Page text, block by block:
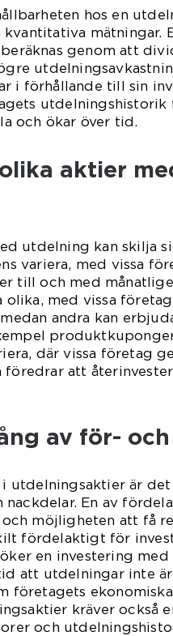
hos en
mätningar.
genom att
i förhållande till sin
utdelningshistorik
och ökar över tid.
aktier
utdelning kan skilja
variera, med vissa
till och med
olika, med vissa
andra kan
där vissa företag
att
av för-
i utdelningsaktier är
En av
möjligheten att få
fördelaktigt för
en investering
att utdelningar inte
företagets
kräver också
och